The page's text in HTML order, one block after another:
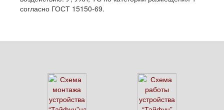
согласно ГОСТ 15150-69.